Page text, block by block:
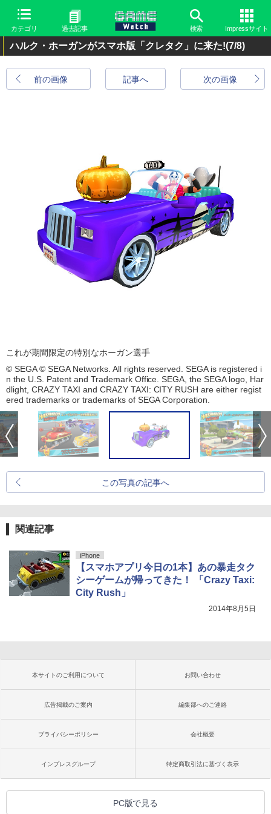
カテゴリ 過去記事 検索 Impressサイト
ハルク・ホーガンがスマホ版「クレタク」に来た!(7/8)
前の画像 次の画像
記事へ
これが期間限定の特別なホーガン選手
© SEGA © SEGA Networks. All rights reserved. SEGA is registered i
n the U.S. Patent and Trademark Office. SEGA, the SEGA logo, Har
dlight, CRAZY TAXI and CRAZY TAXI: CITY RUSH are either regist
ered trademarks or trademarks of SEGA Corporation.
この写真の記事へ
関連記事
iPhone
【スマホアプリ今日の1本】あの暴走タク
シーゲームが帰ってきた！ 「Crazy Taxi:
City Rush」
2014年8月5日
本サイトのご利用について お問い合わせ
広告掲載のご案内 編集部へのご連絡
プライバシーポリシー 会社概要
インプレスグループ 特定商取引法に基づく表示
PC版で見る